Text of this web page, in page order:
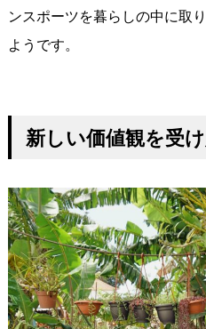
ンスポーツを暮らしの中に取
ようです。
新しい価値観を受